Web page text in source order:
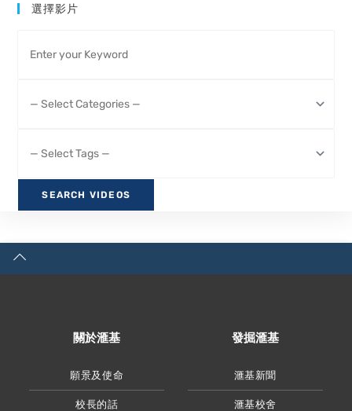
選擇影片
關於滙基
願景及使命
校長的話
發掘滙基
滙基新聞
滙基校舍